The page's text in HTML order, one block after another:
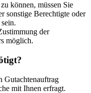
können, müssen Sie
sonstige Berechtigte oder
der
möglich.
Gutachtenauftrag
mit Ihnen erfragt.